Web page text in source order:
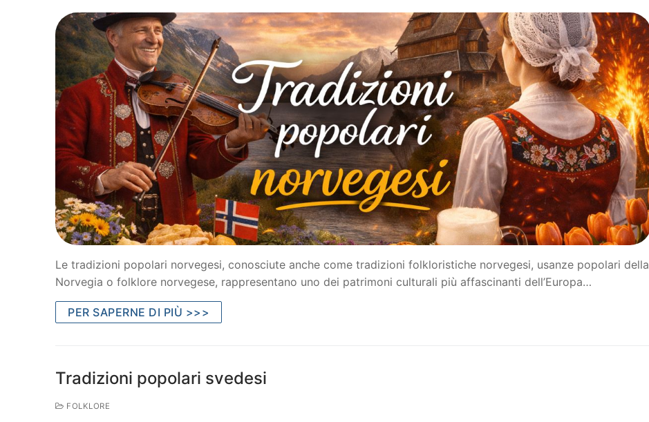
Le tradizioni popolari norvegesi, conosciute anche come tradizioni folkloristiche norvegesi, usanze popolari della
Norvegia o folklore norvegese, rappresentano uno dei patrimoni culturali più affascinanti dell’Europa…
PER SAPERNE DI PIÙ >>>
Tradizioni popolari svedesi
FOLKLORE